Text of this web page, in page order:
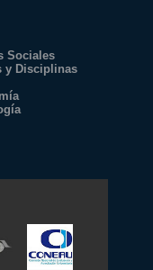
Sociales
y Disciplinas